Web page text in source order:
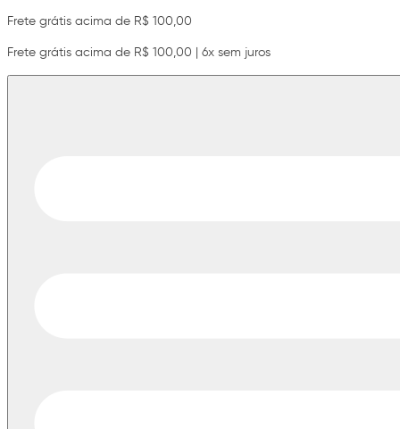
Frete grátis acima de R$ 100,00
Frete grátis acima de R$ 100,00 | 6x sem juros